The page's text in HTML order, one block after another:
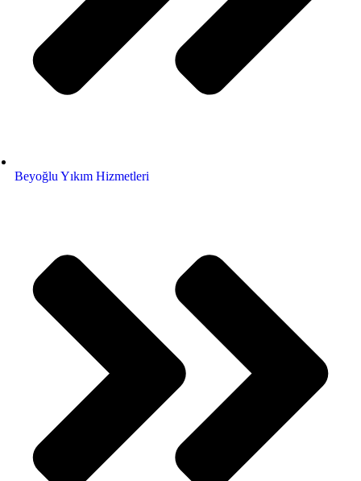
Beyoğlu Yıkım Hizmetleri